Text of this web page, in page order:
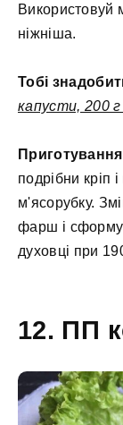
Використовуй
ніжніша.
Тобі
капусти, 200 г
подрібни кріп
м'ясорубку.
фарш і
духовці при
12. ПП